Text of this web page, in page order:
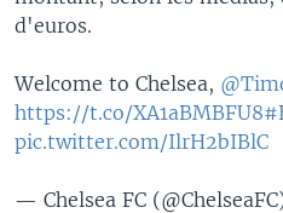
d'euros.
Welcome to Chelsea,
https://t.co/XA1aBMBFU8
pic.twitter.com/IlrH2bIBlC
— Chelsea FC